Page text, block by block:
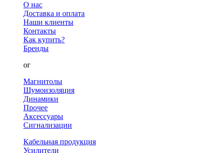
О нас
Доставка и оплата
Наши клиенты
Контакты
Как купить?
Бренды
Каталог
Магнитолы
Шумоизоляция
Динамики
Прочее
Аксессуары
Сигнализации
Кабельная продукция
Усилители